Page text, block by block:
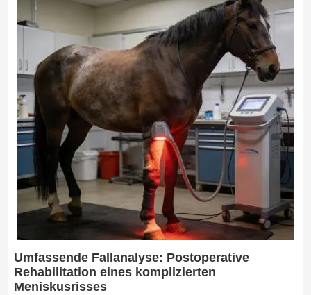
Umfassende Fallanalyse: Postoperative
Rehabilitation eines komplizierten
Meniskusrisses